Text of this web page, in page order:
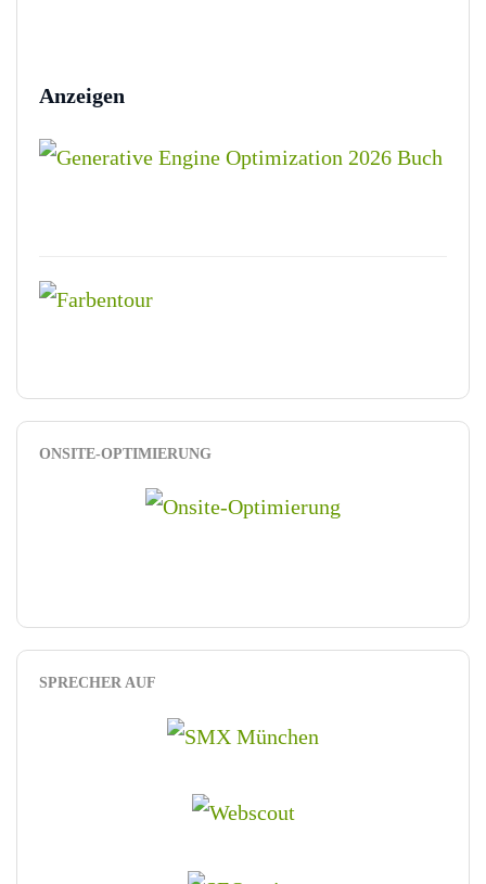
Anzeigen
ONSITE-OPTIMIERUNG
SPRECHER AUF